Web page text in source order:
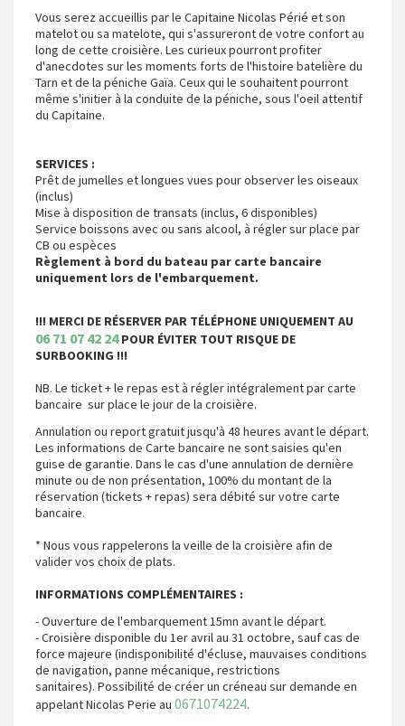
Vous serez accueillis par le Capitaine Nicolas Périé et son
matelot ou sa matelote, qui s'assureront de votre confort au
long de cette croisière. Les curieux pourront profiter
d'anecdotes sur les moments forts de l'histoire batelière du
Tarn et de la péniche Gaïa. Ceux qui le souhaitent pourront
même s'initier à la conduite de la péniche, sous l'oeil attentif
du Capitaine.
SERVICES :
Prêt de jumelles et longues vues pour observer les oiseaux
(inclus)
Mise à disposition de transats (inclus, 6 disponibles)
Service boissons avec ou sans alcool, à régler sur place par
CB ou espèces
Règlement à bord du bateau par carte bancaire
uniquement lors de l'embarquement.
!!! MERCI DE RÉSERVER PAR TÉLÉPHONE UNIQUEMENT AU
06 71 07 42 24POUR ÉVITER TOUT RISQUE DE
SURBOOKING !!!
NB. Le ticket + le repas est à régler intégralement par carte
bancaire sur place le jour de la croisière.
Annulation ou report gratuit jusqu'à 48 heures avant le départ.
Les informations de Carte bancaire ne sont saisies qu'en
guise de garantie. Dans le cas d'une annulation de dernière
minute ou de non présentation, 100% du montant de la
réservation (tickets + repas) sera débité sur votre carte
bancaire.
* Nous vous rappelerons la veille de la croisière afin de
valider vos choix de plats.
INFORMATIONS COMPLÉMENTAIRES :
- Ouverture de l'embarquement 15mn avant le départ.
- Croisière disponible du 1er avril au 31 octobre, sauf cas de
force majeure (indisponibilité d'écluse, mauvaises conditions
de navigation, panne mécanique, restrictions
sanitaires). Possibilité de créer un créneau sur demande en
appelant Nicolas Perie au 0671074224.